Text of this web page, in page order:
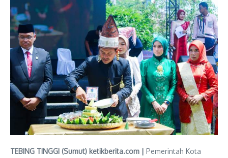
TEBING TINGGI (Sumut) ketikberita.com | Pemerintah Kota